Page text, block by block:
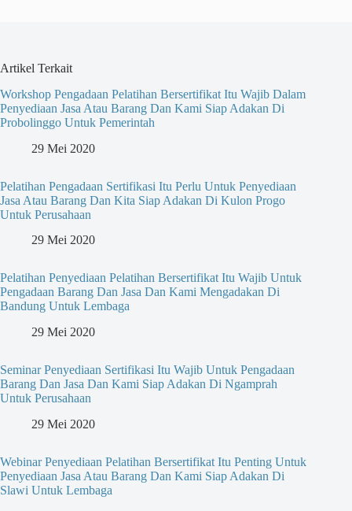
Artikel Terkait
Workshop Pengadaan Pelatihan Bersertifikat Itu Wajib Dalam
Penyediaan Jasa Atau Barang Dan Kami Siap Adakan Di
Probolinggo Untuk Pemerintah
29 Mei 2020
Pelatihan Pengadaan Sertifikasi Itu Perlu Untuk Penyediaan
Jasa Atau Barang Dan Kita Siap Adakan Di Kulon Progo
Untuk Perusahaan
29 Mei 2020
Pelatihan Penyediaan Pelatihan Bersertifikat Itu Wajib Untuk
Pengadaan Barang Dan Jasa Dan Kami Mengadakan Di
Bandung Untuk Lembaga
29 Mei 2020
Seminar Penyediaan Sertifikasi Itu Wajib Untuk Pengadaan
Barang Dan Jasa Dan Kami Siap Adakan Di Ngamprah
Untuk Perusahaan
29 Mei 2020
Webinar Penyediaan Pelatihan Bersertifikat Itu Penting Untuk
Penyediaan Jasa Atau Barang Dan Kami Siap Adakan Di
Slawi Untuk Lembaga